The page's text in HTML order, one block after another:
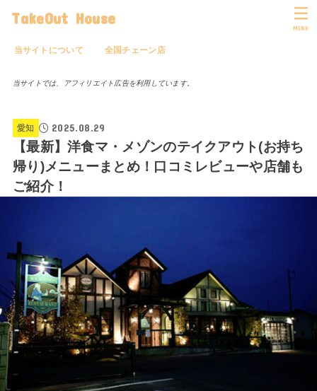
TakeOut House
当サイトについて 全国チェーン店
MENU
当サイトでは、アフィリエイト広告を利用しています。
愛知 2025.08.29
【最新】洋食マ・メゾンのテイクアウト(お持ち
帰り)メニューまとめ！口コミレビューや店舗も
ご紹介！